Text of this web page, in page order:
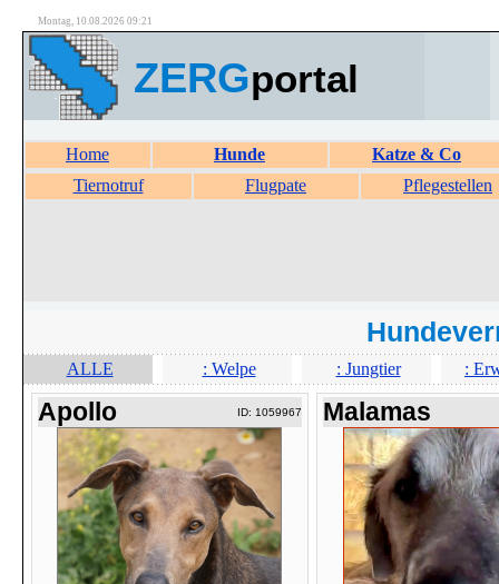
Montag, 10.08.2026 09:21
ZERGportal
Home Hunde
Katze & Co
Tiernotruf
Flugpate Pflegestellen
ALLE : Welpe : Jungtier :
Apollo ID: 1059967 Malamas